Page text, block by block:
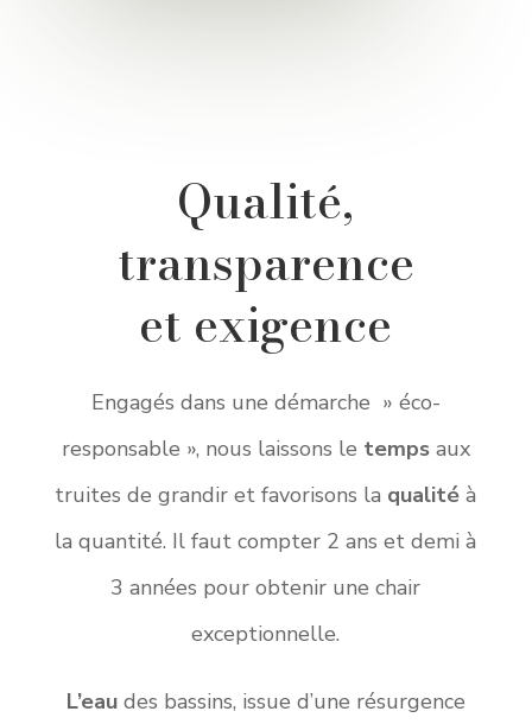
Qualité,
transparence
et exigence
Engagés dans une démarche » éco-
responsable », nous laissons le tempsaux
truites de grandir et favorisons la qualité à
la quantité. Il faut compter 2 ans et demi à
3 années pour obtenir une chair
exceptionnelle.
L’eaudes bassins, issue d’une résurgence